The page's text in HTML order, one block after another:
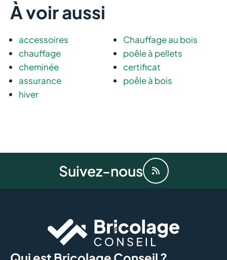
À voir aussi
accessoires
chauffage
cheminée
assurance
hiver
Chauffage au bois
poêle à pellets
certificat
poêle à bois
Suivez-nous